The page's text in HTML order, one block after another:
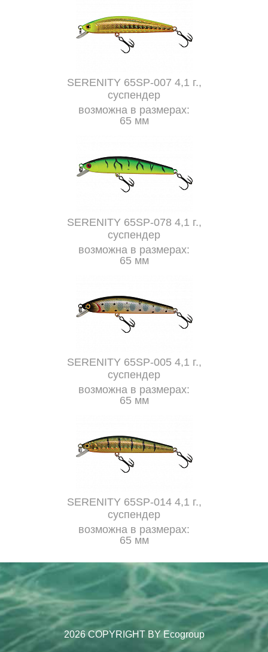
SERENITY 65SP-007 4,1 г.,
суспендер
возможна в размерах:
65 мм
SERENITY 65SP-078 4,1 г.,
суспендер
возможна в размерах:
65 мм
SERENITY 65SP-005 4,1 г.,
суспендер
возможна в размерах:
65 мм
SERENITY 65SP-014 4,1 г.,
суспендер
возможна в размерах:
65 мм
2026 COPYRIGHT BY Ecogroup